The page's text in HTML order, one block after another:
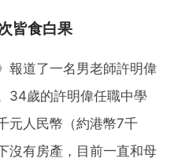
皆食白果
報道了一名男老師許明偉
34歲的許明偉任職中學
元人民幣（約港幣7千
沒有房產，目前一直和母